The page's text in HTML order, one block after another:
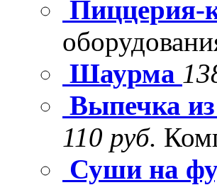
Пиццерия-
Шаурма
Выпечка
110 руб.
Суши на